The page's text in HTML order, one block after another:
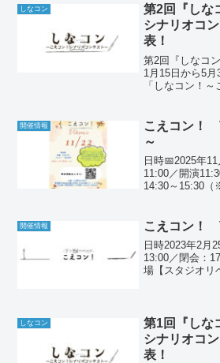
員会（以下、運
の公募企画で
しなコン
第2回『しな
シナリオコ
表！
第2回『しなコ
1月15日から5
「しなコン！～
様、本当にあ
そして、...
開催情報
こえコン！
～
日時📅2025年
11:00／開演
14:30～15:30（
0024 東...
開催情報 こえコン！
日時2023年2月
13:00／閉会：
場【スタジオリ
しなコン
第1回『しな
シナリオコ
表！